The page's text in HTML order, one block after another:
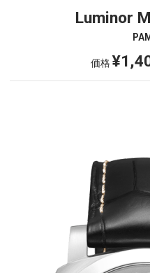
Luminor
価格